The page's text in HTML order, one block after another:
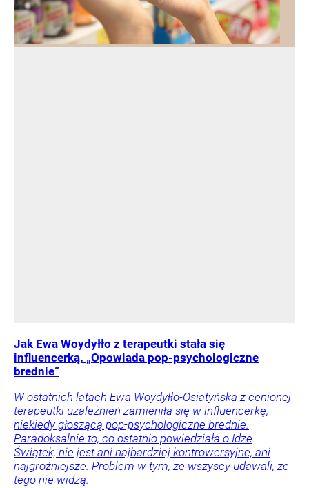
Jak Ewa Woydyłło z terapeutki stała się
influencerką. „Opowiada pop-psychologiczne
brednie”
W ostatnich latach Ewa Woydyłło-Osiatyńska z cenionej
terapeutki uzależnień zamieniła się w influencerkę,
niekiedy głoszącą pop-psychologiczne brednie.
Paradoksalnie to, co ostatnio powiedziała o Idze
Świątek, nie jest ani najbardziej kontrowersyjne, ani
najgroźniejsze. Problem w tym, że wszyscy udawali, że
tego nie widzą.